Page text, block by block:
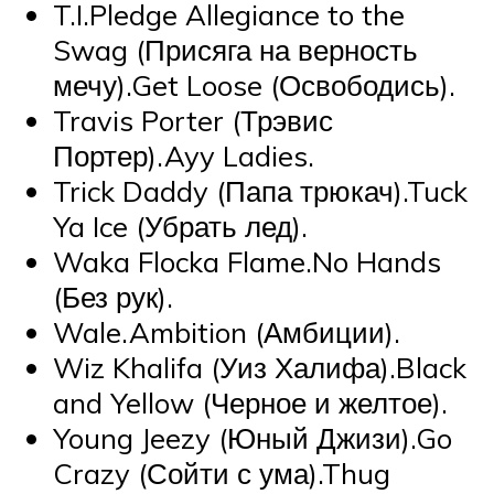
T.I.Pledge Allegiance to the
Swag (Присяга на верность
мечу).Get Loose (Освободись).
Travis Porter (Трэвис
Портер).Ayy Ladies.
Trick Daddy (Папа трюкач).Tuck
Ya Ice (Убрать лед).
Waka Flocka Flame.No Hands
(Без рук).
Wale.Ambition (Амбиции).
Wiz Khalifa (Уиз Халифа).Black
and Yellow (Черное и желтое).
Young Jeezy (Юный Джизи).Go
Crazy (Сойти с ума).Thug